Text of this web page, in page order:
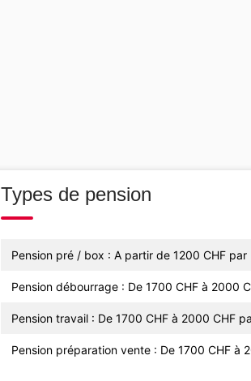
Types de pension
Pension pré / box : A partir de 1200 CHF par
Pension débourrage : De 1700 CHF à 2000
Pension travail : De 1700 CHF à 2000 CHF
Pension préparation vente : De 1700 CHF à